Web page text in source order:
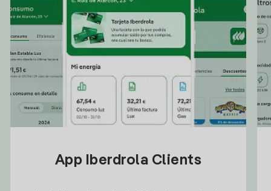
App Iberdrola Clients